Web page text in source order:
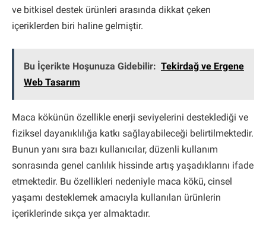
ve bitkisel destek ürünleri arasında dikkat çeken
içeriklerden biri haline gelmiştir.
Bu İçerikte Hoşunuza Gidebilir: Tekirdağ ve Ergene
Web Tasarım
Maca kökünün özellikle enerji seviyelerini desteklediği ve
fiziksel dayanıklılığa katkı sağlayabileceği belirtilmektedir.
Bunun yanı sıra bazı kullanıcılar, düzenli kullanım
sonrasında genel canlılık hissinde artış yaşadıklarını ifade
etmektedir. Bu özellikleri nedeniyle maca kökü, cinsel
yaşamı desteklemek amacıyla kullanılan ürünlerin
içeriklerinde sıkça yer almaktadır.